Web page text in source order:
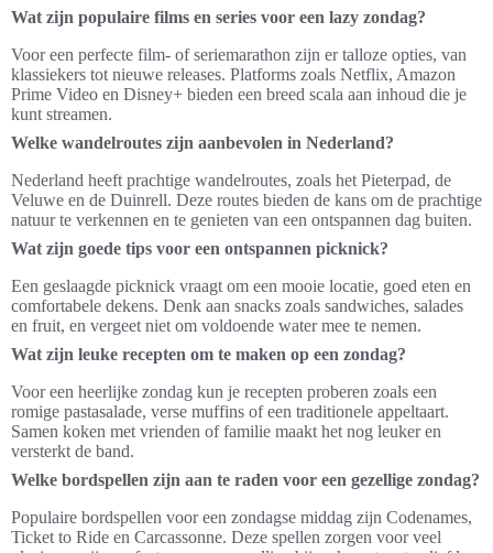
Wat zijn populaire films en series voor een lazy zondag?
Voor een perfecte film- of seriemarathon zijn er talloze opties, van
klassiekers tot nieuwe releases. Platforms zoals Netflix, Amazon
Prime Video en Disney+ bieden een breed scala aan inhoud die je
kunt streamen.
Welke wandelroutes zijn aanbevolen in Nederland?
Nederland heeft prachtige wandelroutes, zoals het Pieterpad, de
Veluwe en de Duinrell. Deze routes bieden de kans om de prachtige
natuur te verkennen en te genieten van een ontspannen dag buiten.
Wat zijn goede tips voor een ontspannen picknick?
Een geslaagde picknick vraagt om een mooie locatie, goed eten en
comfortabele dekens. Denk aan snacks zoals sandwiches, salades
en fruit, en vergeet niet om voldoende water mee te nemen.
Wat zijn leuke recepten om te maken op een zondag?
Voor een heerlijke zondag kun je recepten proberen zoals een
romige pastasalade, verse muffins of een traditionele appeltaart.
Samen koken met vrienden of familie maakt het nog leuker en
versterkt de band.
Welke bordspellen zijn aan te raden voor een gezellige zondag?
Populaire bordspellen voor een zondagse middag zijn Codenames,
Ticket to Ride en Carcassonne. Deze spellen zorgen voor veel